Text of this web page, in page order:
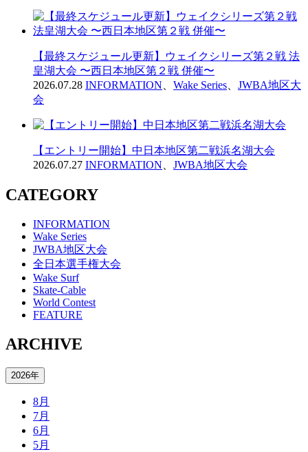
【最終スケジュール更新】ウェイクシリーズ第２戦 法
皇湖大会 〜西日本地区第２戦 併催〜
2026.07.28 INFORMATION Wake Series
JWBA地区大
会
【エントリー開始】中日本地区第二戦浜名湖大会
2026.07.27 INFORMATION JWBA地区大会
CATEGORY
INFORMATION
Wake Series
JWBA地区大会
全日本選手権大会
Wake Surf
Skate-Cable
World Contest
FEATURE
ARCHIVE
2026年
8月
7月
6月
5月